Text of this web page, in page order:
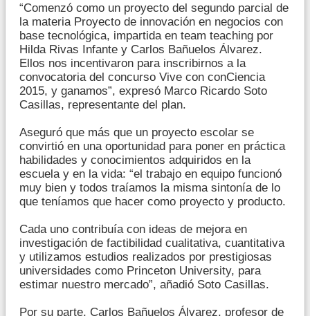
“Comenzó como un proyecto del segundo parcial de
la materia Proyecto de innovación en negocios con
base tecnológica, impartida en team teaching por
Hilda Rivas Infante y Carlos Bañuelos Álvarez.
Ellos nos incentivaron para inscribirnos a la
convocatoria del concurso Vive con conCiencia
2015, y ganamos”, expresó Marco Ricardo Soto
Casillas, representante del plan.
Aseguró que más que un proyecto escolar se
convirtió en una oportunidad para poner en práctica
habilidades y conocimientos adquiridos en la
escuela y en la vida: “el trabajo en equipo funcionó
muy bien y todos traíamos la misma sintonía de lo
que teníamos que hacer como proyecto y producto.
Cada uno contribuía con ideas de mejora en
investigación de factibilidad cualitativa, cuantitativa
y utilizamos estudios realizados por prestigiosas
universidades como Princeton University, para
estimar nuestro mercado”, añadió Soto Casillas.
Por su parte, Carlos Bañuelos Álvarez, profesor de